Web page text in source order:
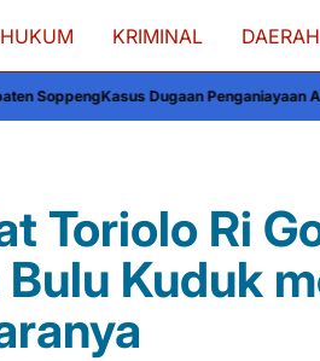
HUKUM KRIMINAL DAERAH
Dugaan Penganiayaan ASN di Soppeng
Toriolo Ri
Kuduk